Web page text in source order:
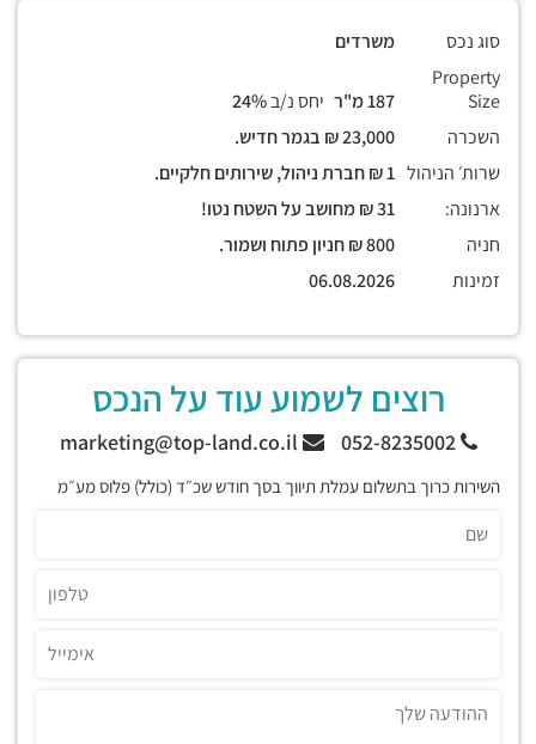
סוג נכס
משרדים
Property
Size
יחס נ/ב
השכרה
שרות׳ הניהול
ארנונה:
חניה
זמינות
רוצים לשמוע עוד על הנכס
052-8235002
השירות כרוך בתשלום עמלת תיווך בסך חודש שכ״ד (כולל) פלוס מע״מ